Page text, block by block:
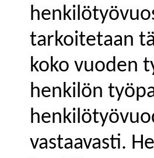
tarkoitetaan
koko vuoden
henkilön
vastaavasti.